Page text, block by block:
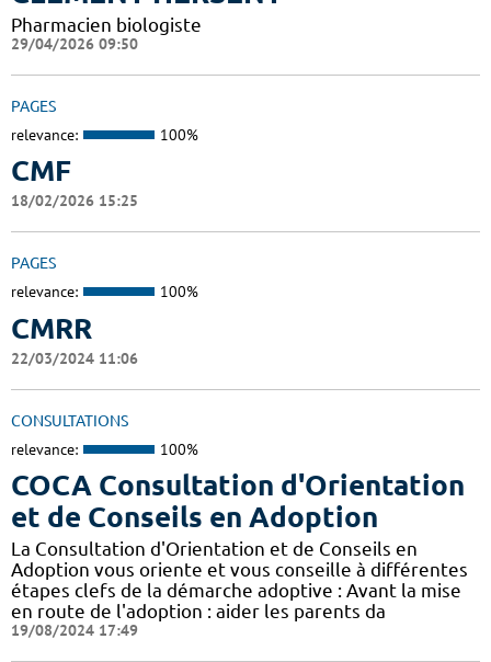
Pharmacien biologiste
29/04/2026 09:50
PAGES
relevance: 100%
CMF
18/02/2026 15:25
PAGES
relevance: 100%
CMRR
22/03/2024 11:06
CONSULTATIONS
relevance: 100%
COCA Consultation d'Orientation
et de Conseils en Adoption
La Consultation d'Orientation et de Conseils en
Adoption vous oriente et vous conseille à différentes
étapes clefs de la démarche adoptive : Avant la mise
en route de l'adoption : aider les parents da
19/08/2024 17:49